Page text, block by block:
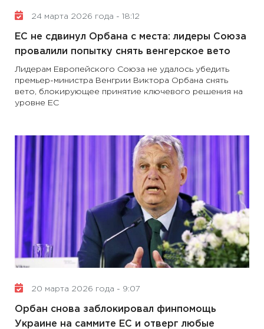
24 марта 2026 года - 18:12
ЕС не сдвинул Орбана с места: лидеры Союза
провалили попытку снять венгерское вето
Лидерам Европейского Союза не удалось убедить
премьер-министра Венгрии Виктора Орбана снять
вето, блокирующее принятие ключевого решения на
уровне ЕС
20 марта 2026 года - 9:07
Орбан снова заблокировал финпомощь
Украине на саммите ЕС и отверг любые